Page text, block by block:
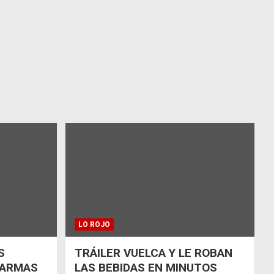
LO ROJO
TRÁILER VUELCA Y LE ROBAN
LAS BEBIDAS EN MINUTOS